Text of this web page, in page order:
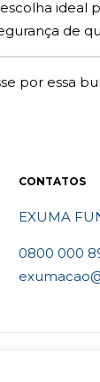
de
por essa
CONTATOS
EXUMA
0800 000